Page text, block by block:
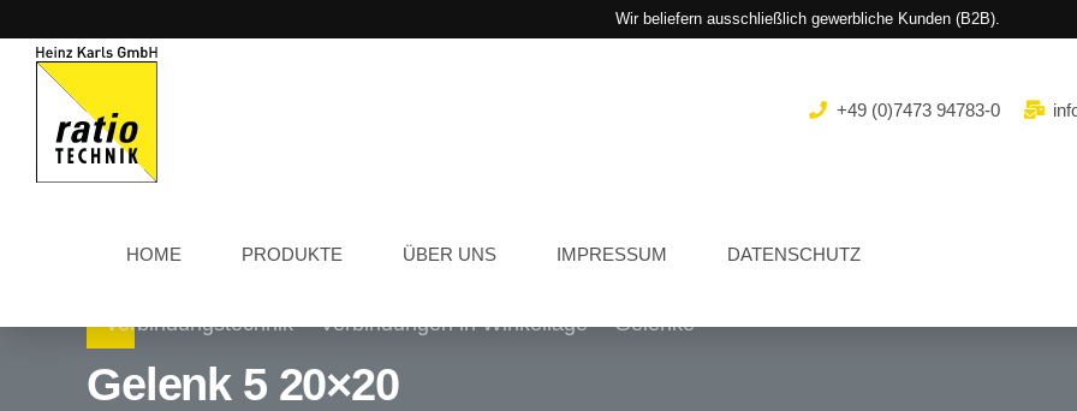
Wir beliefern ausschließlich gewerbliche Kunden (B2B).
+49 (0)7473 94783-0
HOME PRODUKTE ÜBER UNS IMPRESSUM DATENSCHUTZ
Verbindungstechnik Verbindungen in Winkellage Gelenke
Gelenk 5 20×20